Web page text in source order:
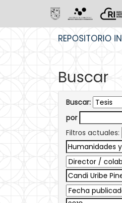
REPOSITORIO
Buscar
Buscar:
por
Filtros actuales: